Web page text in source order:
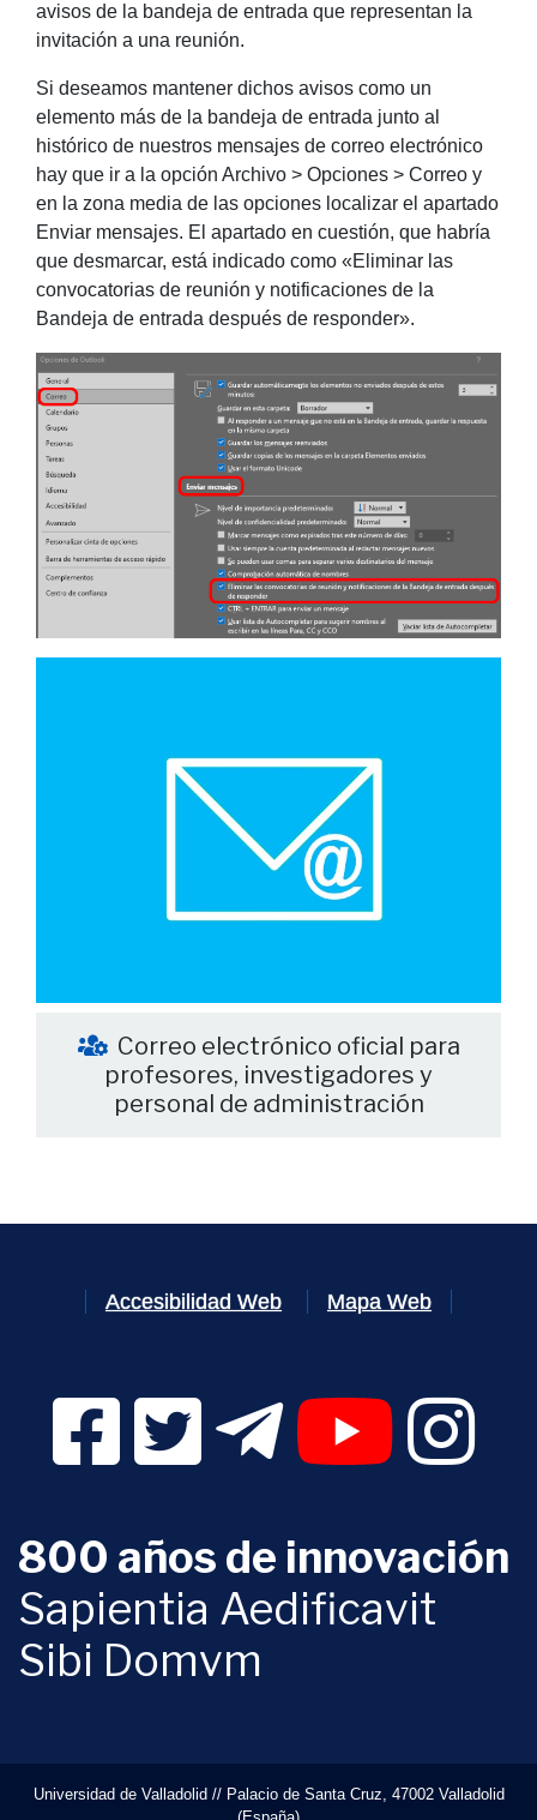
avisos de la bandeja de entrada que representan la
invitación a una reunión.
Si deseamos mantener dichos avisos como un
elemento más de la bandeja de entrada junto al
histórico de nuestros mensajes de correo electrónico
hay que ir a la opción Archivo > Opciones > Correo y
en la zona media de las opciones localizar el apartado
Enviar mensajes. El apartado en cuestión, que habría
que desmarcar, está indicado como «Eliminar las
convocatorias de reunión y notificaciones de la
Bandeja de entrada después de responder».
Correo electrónico oficial para
profesores, investigadores y
personal de administración
Accesibilidad Web Mapa Web
Facebook Digital UVa (se abrirá en una nueva
Twitter Digital UVa (se abrirá en una
Telegram Digital UVa (se
YouTube Digital
800 años de innovación
Sapientia Aedificavit
Sibi Domvm
Universidad de Valladolid // Palacio de Santa Cruz, 47002 Valladolid